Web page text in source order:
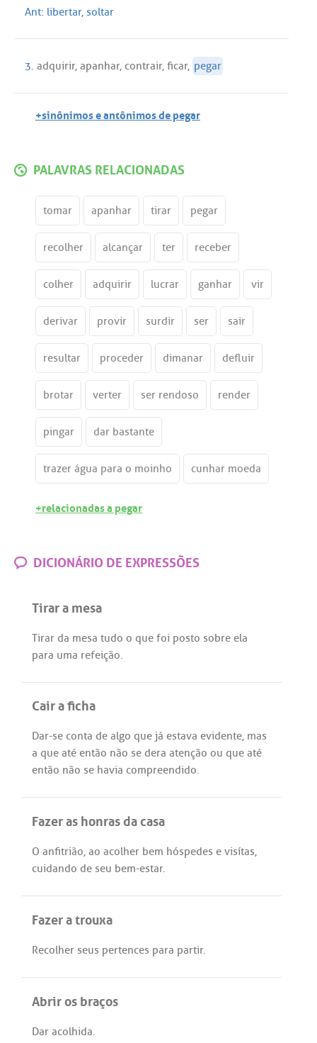
Ant: libertar, soltar
3. adquirir, apanhar, contrair, ficar, pegar
+sinônimos e antônimos de pegar
PALAVRAS RELACIONADAS
tomar apanhar tirar pegar
recolher alcançar ter receber
colher adquirir lucrar ganhar vir
derivar provir surdir ser sair
resultar proceder dimanar defluir
brotar verter ser rendoso render
pingar dar bastante
trazer água para o moinho cunhar moeda
+relacionadas a pegar
DICIONÁRIO DE EXPRESSÕES
Tirar a mesa
Tirar da mesa tudo o que foi posto sobre ela
para uma refeição.
Cair a ficha
Dar-se conta de algo que já estava evidente, mas
a que até então não se dera atenção ou que até
então não se havia compreendido.
Fazer as honras da casa
O anfitrião, ao acolher bem hóspedes e visítas,
cuidando de seu bem-estar.
Fazer a trouxa
Recolher seus pertences para partir.
Abrir os braços
Dar acolhida.